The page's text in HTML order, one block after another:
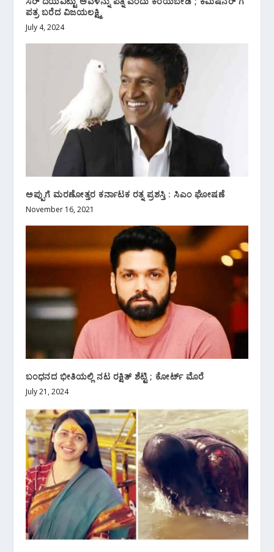
ಪತ್ರ ಬರೆದ ವಿಜಯಲಕ್ಷ್ಮಿ
July 4, 2024
ಅಪ್ಪುಗೆ ಮರಣೋತ್ತರ ಕರ್ನಾಟಕ ರತ್ನ ಪ್ರಶಸ್ತಿ : ಸಿಎಂ ಘೋಷಣೆ
November 16, 2021
ಬಂಧನದ ಭೀತಿಯಲ್ಲಿ ನಟ ರಕ್ಷಿತ್ ಶೆಟ್ಟಿ ; ಕೋರ್ಟ್ ಮೊರೆ
July 21, 2024